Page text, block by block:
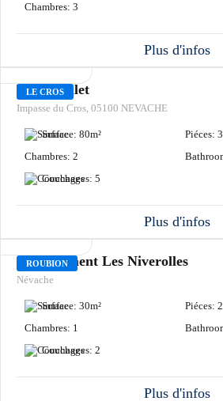
Chambres: 3
Plus d'infos
LE CROS
LOCATION
Petit Chalet
Impasse du Cros, 05100 NEVACHE
Surface: 80m² Piéces: 3
Chambres: 2
Couchages: 5
Plus d'infos
ROUBION
LOCATION
Appartement Les Niverolles
Névache
Surface: 30m² Piéces: 2
Chambres: 1
Couchages: 2
Plus d'infos